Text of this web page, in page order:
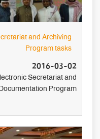
and Archiving
Program tasks
2016-03-02
Secretariat and
Program…